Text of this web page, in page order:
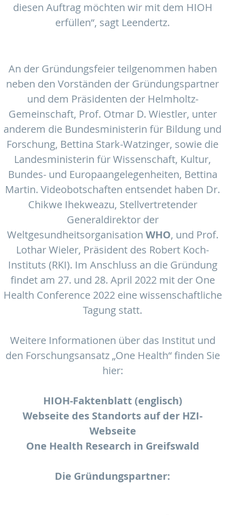
diesen Auftrag möchten wir mit dem HIOH
erfüllen“, sagt Leendertz.
An der Gründungsfeier teilgenommen haben
neben den Vorständen der Gründungspartner
und dem Präsidenten der Helmholtz-
Gemeinschaft, Prof. Otmar D. Wiestler, unter
anderem die Bundesministerin für Bildung und
Forschung, Bettina Stark-Watzinger, sowie die
Landesministerin für Wissenschaft, Kultur,
Bundes- und Europaangelegenheiten, Bettina
Martin. Videobotschaften entsendet haben Dr.
Chikwe Ihekweazu, Stellvertretender
Generaldirektor der
Weltgesundheitsorganisation WHO, und Prof.
Lothar Wieler, Präsident des Robert Koch-
Instituts (RKI). Im Anschluss an die Gründung
findet am 27. und 28. April 2022 mit der One
Health Conference 2022 eine wissenschaftliche
Tagung statt.
Weitere Informationen über das Institut und
den Forschungsansatz „One Health“ finden Sie
hier:
HIOH-Faktenblatt (englisch)
Webseite des Standorts auf der HZI-
Webseite
One Health Research in Greifswald
Die Gründungspartner: